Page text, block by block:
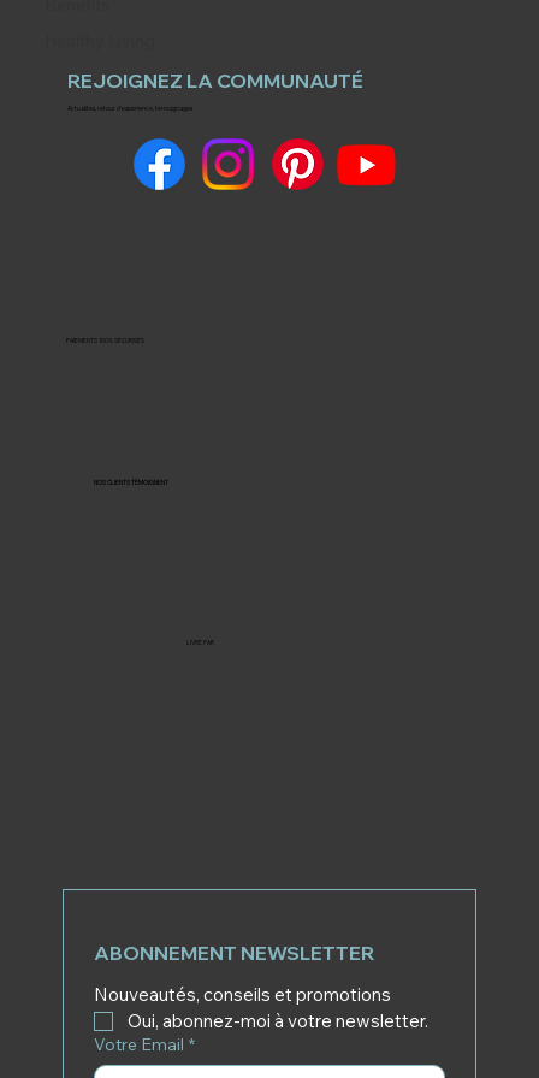
REJOIGNEZ LA COMMUNAUTÉ
Actualités, retour d'expérience, témoignages
PAIEMENTS 100% SÉCURISÉS
NOS CLIENTS TÉMOIGNENT
LIVRÉ PAR
ABONNEMENT NEWSLETTER
Nouveautés, conseils et promotions
Oui, abonnez-moi à votre newsletter.
Votre Email *